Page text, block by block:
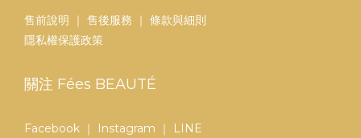
售前說明 ｜ 售後服務 ｜ 條款與細則
隱私權保護政策
關注 Fées BEAUTÉ
Facebook ｜ Instagram ｜ LINE